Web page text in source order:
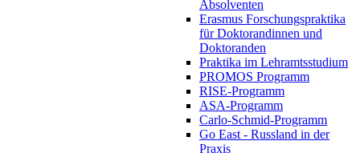
Absolventen
Erasmus Forschungspraktika
für Doktorandinnen und
Doktoranden
Praktika im Lehramtsstudium
PROMOS Programm
RISE-Programm
ASA-Programm
Carlo-Schmid-Programm
Go East - Russland in der
Praxis